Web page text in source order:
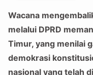
Wacana
melalui DPRD
Timur, yang menilai
demokrasi
nasional yang telah